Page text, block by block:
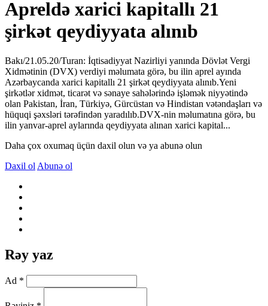
Apreldə xarici kapitallı 21
şirkət qeydiyyata alınıb
Bakı/21.05.20/Turan: İqtisadiyyat Nazirliyi yanında Dövlət Vergi
Xidmətinin (DVX) verdiyi məlumata görə, bu ilin aprel ayında
Azərbaycanda xarici kapitallı 21 şirkət qeydiyyata alınıb.Yeni
şirkətlər xidmət, ticarət və sənaye sahələrində işləmək niyyətində
olan Pakistan, İran, Türkiyə, Gürcüstan və Hindistan vətəndaşları və
hüquqi şəxsləri tərəfindən yaradılıb.DVX-nin məlumatına görə, bu
ilin yanvar-aprel aylarında qeydiyyata alınan xarici kapital...
Daha çox oxumaq üçün daxil olun və ya abunə olun
Daxil ol Abunə ol
Rəy yaz
Ad *